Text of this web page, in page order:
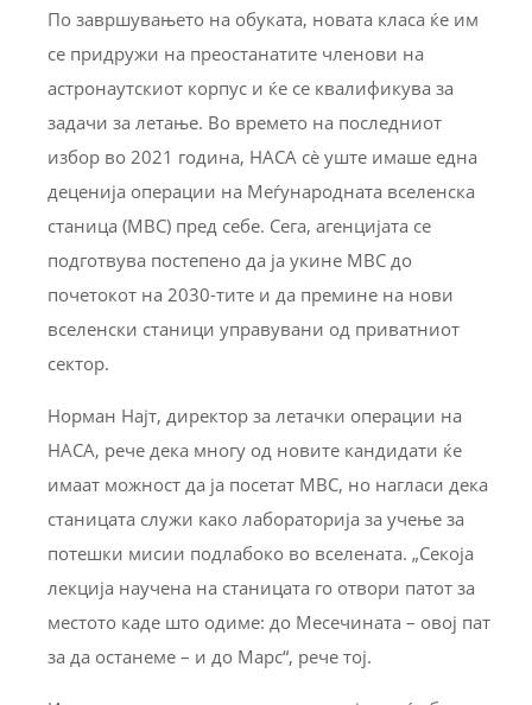
По завршувањето на обуката, новата класа ќе им
се придружи на преостанатите членови на
астронаутскиот корпус и ќе се квалификува за
задачи за летање. Во времето на последниот
избор во 2021 година, НАСА сè уште имаше една
деценија операции на Меѓународната вселенска
станица (МВС) пред себе. Сега, агенцијата се
подготвува постепено да ја укине МВС до
почетокот на 2030-тите и да премине на нови
вселенски станици управувани од приватниот
сектор.
Норман Најт, директор за летачки операции на
НАСА, рече дека многу од новите кандидати ќе
имаат можност да ја посетат МВС, но нагласи дека
станицата служи како лабораторија за учење за
потешки мисии подлабоко во вселената. „Секоја
лекција научена на станицата го отвори патот за
местото каде што одиме: до Месечината – овој пат
за да останеме – и до Марс“, рече тој.